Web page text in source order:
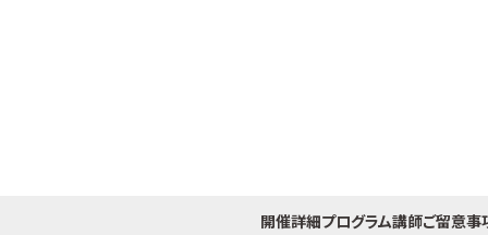
開催詳細プログラム講師ご留意事